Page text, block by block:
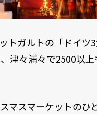
トガルトの「ドイツ
津々浦々で2500以
マスマーケットのひ